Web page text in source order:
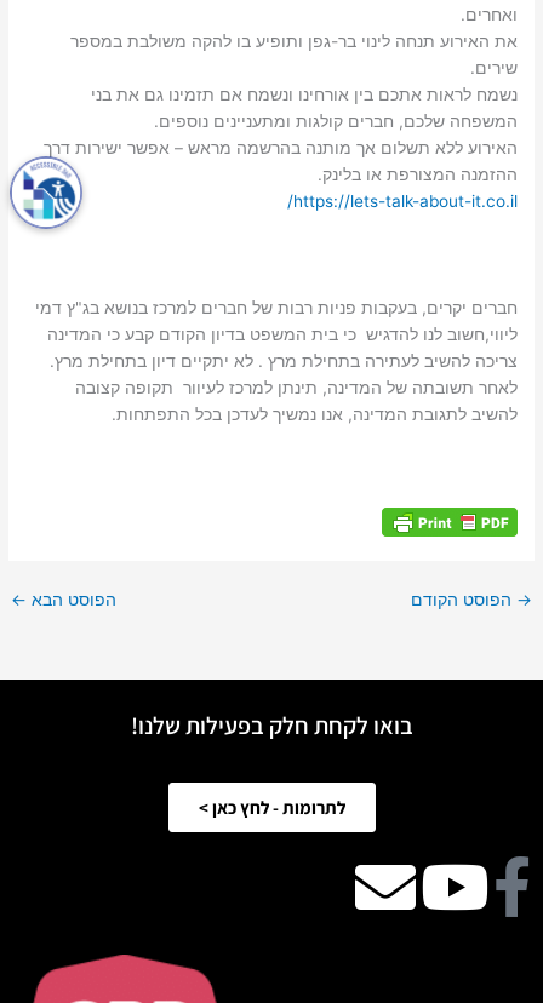
ואחרים.
את האירוע תנחה לינוי בר-גפן ותופיע בו להקה משולבת במספר
שירים.
נשמח לראות אתכם בין אורחינו ונשמח אם תזמינו גם את בני
המשפחה שלכם, חברים קולגות ומתעניינים נוספים.
האירוע ללא תשלום אך מותנה בהרשמה מראש – אפשר ישירות דרך
ההזמנה המצורפת או בלינק.
https://lets-talk-about-it.co.il/
חברים יקרים, בעקבות פניות רבות של חברים למרכז בנושא בג"ץ דמי
ליווי,חשוב לנו להדגיש כי בית המשפט בדיון הקודם קבע כי המדינה
צריכה להשיב לעתירה בתחילת מרץ . לא יתקיים דיון בתחילת מרץ.
לאחר תשובתה של המדינה, תינתן למרכז לעיוור תקופה קצובה
להשיב לתגובת המדינה, אנו נמשיך לעדכן בכל התפתחות.
→ הפוסט הקודם הפוסט הבא ←
בואו לקחת חלק בפעילות שלנו!
לתרומות - לחץ כאן >
Facebook
Youtube
email